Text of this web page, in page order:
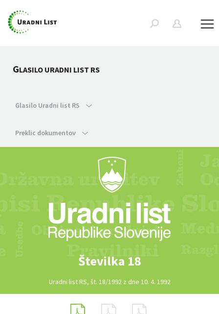
GLASILO URADNI LIST RS
Glasilo Uradni list RS
Preklic dokumentov
Številka 18
Uradni list RS, št. 18/1992 z dne 10. 4. 1992